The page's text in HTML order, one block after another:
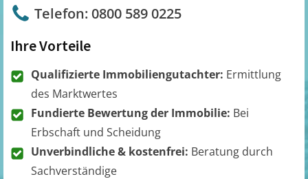
Telefon: 0800 589 0225
Ihre Vorteile
Qualifizierte Immobiliengutachter: Ermittlung
des Marktwertes
Fundierte Bewertung der Immobilie: Bei
Erbschaft und Scheidung
Unverbindliche & kostenfrei: Beratung durch
Sachverständige